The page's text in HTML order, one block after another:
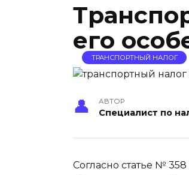
его
ТРАНСПОРТНЫЙ НАЛОГ
АВТОР
Специалист по
Согласно статье №